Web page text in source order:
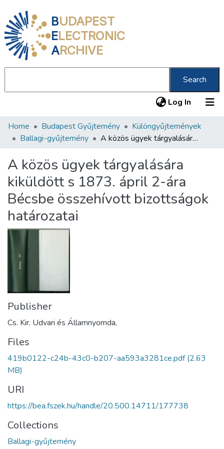
BUDAPEST
ELECTRONIC
ARCHIVE
Search
Log In (current)
Communities & Collections
Statistics
About us
Home Budapest Gyűjtemény
Különgyűjtemények
Ballagi-gyűjtemény
A közös ügyek tárgyalására kiküldött s 1873. ápril 2-ára Bécsbe összehívott bizottságok határozatai
A közös ügyek tárgyalására
kiküldött s 1873. ápril 2-ára
Bécsbe összehívott bizottságok
határozatai
Publisher
Cs. Kir. Udvari és Államnyomda,
Files
419b0122-c24b-43c0-b207-aa593a3281ce.pdf(2.63
MB)
URI
https://bea.fszek.hu/handle/20.500.14711/177738
Collections
Ballagi-gyűjtemény